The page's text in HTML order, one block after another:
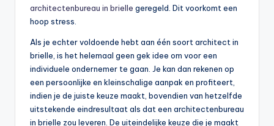
architectenbureau in brielle geregeld. Dit voorkomt een
hoop stress.
Als je echter voldoende hebt aan één soort architect in
brielle, is het helemaal geen gek idee om voor een
individuele ondernemer te gaan. Je kan dan rekenen op
een persoonlijke en kleinschalige aanpak en profiteert,
indien je de juiste keuze maakt, bovendien van hetzelfde
uitstekende eindresultaat als dat een architectenbureau
in brielle zou leveren. De uiteindelijke keuze die je maakt